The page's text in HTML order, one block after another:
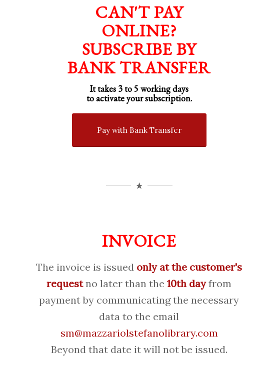
CAN'T PAY
ONLINE?
SUBSCRIBE BY
BANK TRANSFER
It takes 3 to 5 working days
to activate your subscription.
Pay with Bank Transfer
INVOICE
The invoice is issued only at the customer's
requestno later than the10th dayfrom
payment by communicating the necessary
data to the email
sm@mazzariolstefanolibrary.com
Beyond that date it will not be issued.